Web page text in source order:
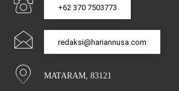
+62 370 7503773
redaksi@hariannusa.com
MATARAM, 83121